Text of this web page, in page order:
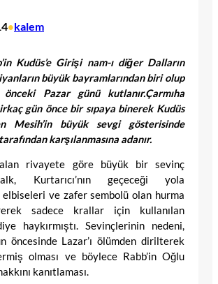
•kalem
Kudüs’e Girişi nam-ı diğer Dalların
büyük bayramlarından biri olup
önceki Pazar günü kutlanır.Çarmıha
gün önce bir sıpaya binerek Kudüs
Mesih’in büyük sevgi gösterisinde
karşılanmasına adanır.
rivayete göre büyük bir sevinç
Kurtarıcı’nın geçeceği yola
ve zafer sembolü olan hurma
sadece krallar için kullanılan
haykırmıştı. Sevinçlerinin nedeni,
öncesinde Lazar’ı ölümden dirilterek
olması ve böylece Rabb’in Oğlu
kanıtlaması.